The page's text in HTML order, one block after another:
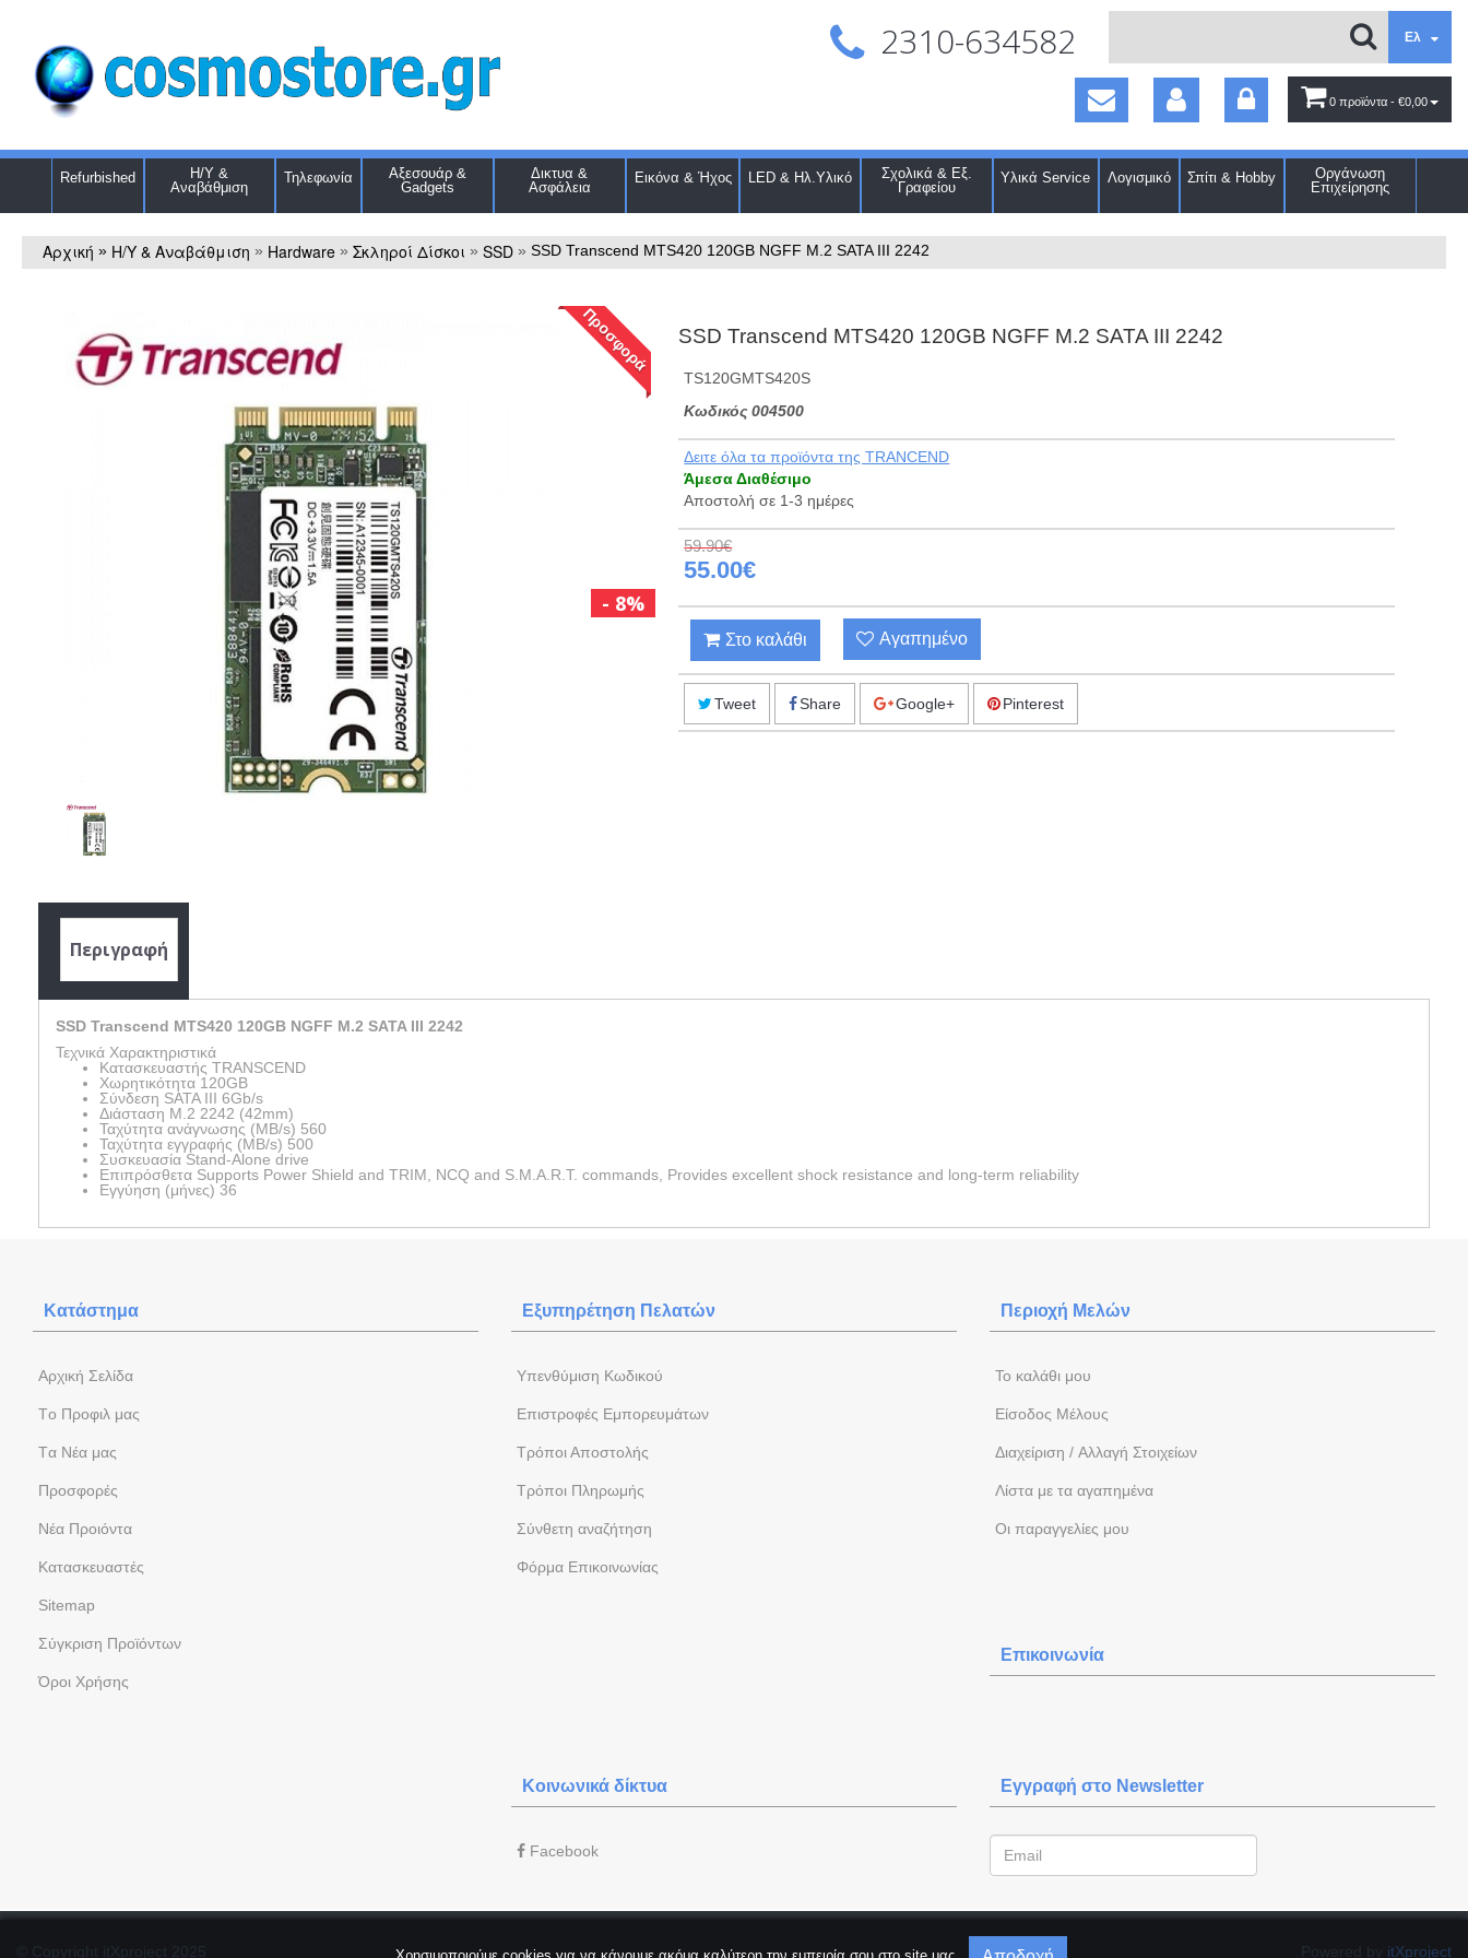
Ελ
2310-634582
0 προϊόντα - €0,00
Refurbished
Η/Υ &
Αναβάθμιση
Τηλεφωνία
Αξεσουάρ &
Gadgets
Δικτυα &
Ασφάλεια
Εικόνα & Ήχος LED & Ηλ.Υλικό
Σχολικά & Εξ.
Γραφείου
Υλικά Service Λογισμικό Σπίτι & Hobby
Οργάνωση
Επιχείρησης
Αρχική » Η/Υ & Αναβάθμιση » Hardware » Σκληροί Δίσκοι » SSD » SSD Transcend MTS420 120GB NGFF M.2 SATA III 2242
Προσφορά SSD Transcend MTS420 120GB NGFF M.2 SATA III 2242
TS120GMTS420S
Kωδικός 004500
Δειτε όλα τα προϊόντα της TRANCEND
Άμεσα Διαθέσιμο
Αποστολή σε 1-3 ημέρες
59.90€
8%
55.00€
Στο καλάθι Αγαπημένο
Tweet Share Google+ Pinterest
Περιγραφή
SSD Transcend MTS420 120GB NGFF M.2 SATA III 2242
Τεχνικά Χαρακτηριστικά
Κατασκευαστής TRANSCEND
Χωρητικότητα 120GB
Σύνδεση SATA III 6Gb/s
Διάσταση M.2 2242 (42mm)
Ταχύτητα ανάγνωσης (MB/s) 560
Ταχύτητα εγγραφής (MB/s) 500
Συσκευασία Stand-Alone drive
Επιπρόσθετα Supports Power Shield and TRIM, NCQ and S.M.A.R.T. commands, Provides excellent shock resistance and long-term reliability
Εγγύηση (μήνες) 36
Κατάστημα
Aρχική Σελίδα
Tο Προφιλ μας
Tα Νέα μας
Προσφορές
Νέα Προιόντα
Kατασκευαστές
Sitemap
Σύγκριση Προϊόντων
Όροι Χρήσης
Εξυπηρέτηση Πελατών
Yπενθύμιση Κωδικού
Επιστροφές Εμπορευμάτων
Τρόποι Αποστολής
Τρόποι Πληρωμής
Σύνθετη αναζήτηση
Φόρμα Eπικοινωνίας
Περιοχή Mελών
To καλάθι μου
Eίσοδος Μέλους
Διαχείριση / Aλλαγή Στοιχείων
Λίστα με τα αγαπημένα
Oι παραγγελίες μου
Επικοινωνία
Κοινωνικά δίκτυα
Facebook
Εγγραφή στο Newsletter
© Copyright itXproject 2025 Powered by itXproject